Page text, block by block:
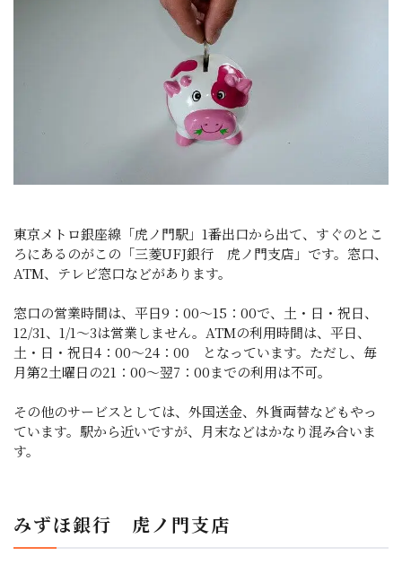
東京メトロ銀座線「虎ノ門駅」1番出口から出て、すぐのとこ
ろにあるのがこの「三菱UFJ銀行 虎ノ門支店」です。窓口、
ATM、テレビ窓口などがあります。
窓口の営業時間は、平日9：00～15：00で、土・日・祝日、
12/31、1/1～3は営業しません。ATMの利用時間は、平日、
土・日・祝日4：00～24：00 となっています。ただし、毎
月第2土曜日の21：00～翌7：00までの利用は不可。
その他のサービスとしては、外国送金、外貨両替などもやっ
ています。駅から近いですが、月末などはかなり混み合いま
す。
みずほ銀行 虎ノ門支店